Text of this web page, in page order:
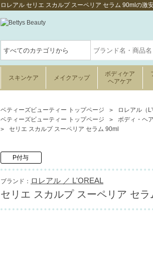
ロレアル セリエ スカルプ スーペリア セラム 90mlの激
スキンケア メイクアップ
ボディケア
ヘアケア
ベティーズビューティー トップページ ロレアル（
ベティーズビューティー トップページ
ボディ・ヘ
セリエ スカルプ スーペリア セラム 90ml
P付与
ブランド： ロレアル ／ L'OREAL
セリエ スカルプ スーペリア セラ